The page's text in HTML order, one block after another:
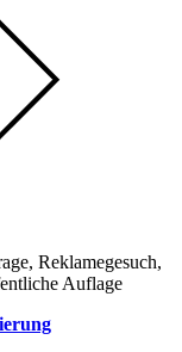
Reklamegesuch,
Auflage